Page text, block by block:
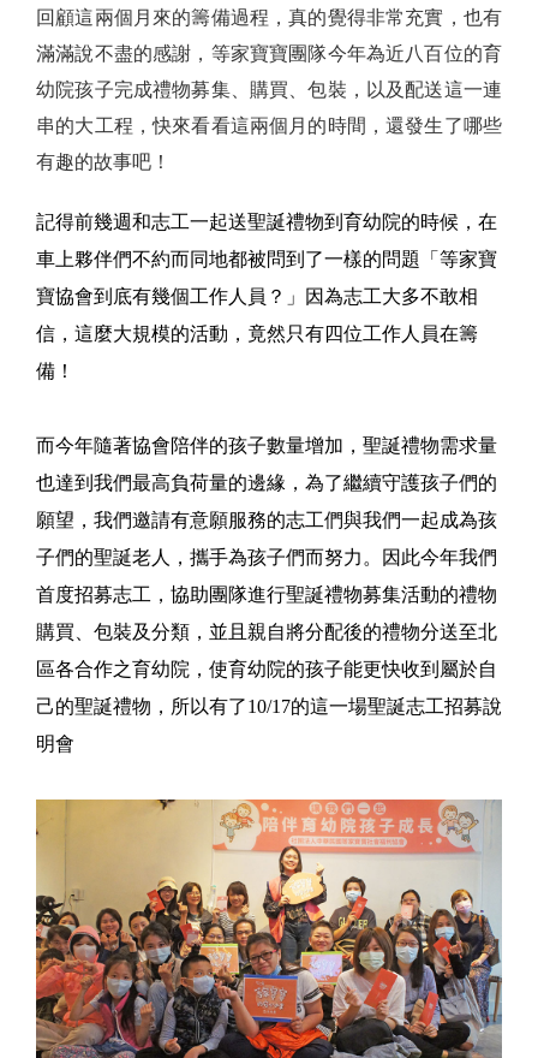
回顧這兩個月來的籌備過程，真的覺得非常充實，也有
滿滿說不盡的感謝，等家寶寶團隊今年為近八百位的育
幼院孩子完成禮物募集、購買、包裝，以及配送這一連
串的大工程，快來看看這兩個月的時間，還發生了哪些
有趣的故事吧！
記得前幾週和志工一起送聖誕禮物到育幼院的時候，在
車上夥伴們不約而同地都被問到了一樣的問題「等家寶
寶協會到底有幾個工作人員？」因為志工大多不敢相
信，這麼大規模的活動，竟然只有四位工作人員在籌
備！
而今年隨著協會陪伴的孩子數量增加，聖誕禮物需求量
也達到我們最高負荷量的邊緣，為了繼續守護孩子們的
願望，我們邀請有意願服務的志工們與我們一起成為孩
子們的聖誕老人，攜手為孩子們而努力。因此今年我們
首度招募志工，協助團隊進行聖誕禮物募集活動的禮物
購買、包裝及分類，並且親自將分配後的禮物分送至北
區各合作之育幼院，使育幼院的孩子能更快收到屬於自
己的聖誕禮物，所以有了10/17的這一場聖誕志工招募說
明會